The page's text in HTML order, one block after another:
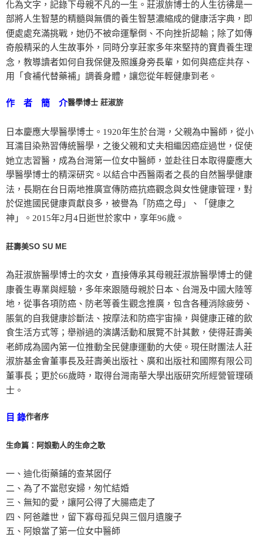
化為文字，記錄下母親不凡的一生。莊淑旂博士的人生彷彿是一
部將人生智慧的精髓與無價的養生智慧濃縮成的健康活字典，即
便處處充滿挑戰，她仍不被命運擊倒、不向挫折認輸；除了如傳
奇般精采的人生故事外，同時分享莊家多年來堅持的寶貴養生理
念，教導讀者如何自我保健及照護身旁長輩，如何與癌症共存、
用「食補代替藥補」調養身體，讓您從年輕健康到老。
作 者 簡 介醫學博士 莊淑旂
日本慶應大學醫學博士。1920年生於台灣，父親為中醫師，從小
耳濡目染熟習傳統醫學，之後父親和丈夫相繼因癌症過世，促使
她立志習醫，成為台灣第一位女中醫師，並赴往日本取得慶應大
學醫學博士的精深研究。以結合中西醫兩者之長的自然醫學健康
法，長期在台日兩地推廣宣傳防癌抗癌觀念與女性健康管理，對
於促進國民健康貢獻良多，被譽為「防癌之母」、「健康之
神」。2015年2月4日逝世於家中，享年96歲。
莊壽美SO SU ME
為莊淑旂醫學博士的次女，直接傳承其母親莊淑旂醫學博士的健
康養生專業與經驗，多年來跟隨母親於日本、台灣及中國大陸等
地，從事各項防癌、防老等養生觀念推廣，包含各種消除疲勞、
脹氣的自我健康診斷法、按摩法和防癌宇宙操，與健康正確的飲
食生活方式等；舉辦過的演講活動和展覽不計其數，使得莊壽美
老師成為國內第一位推動全民健康運動的大使。現任財團法人莊
淑旂基金會董事長及莊壽美出版社、廣和出版社和國際有限公司
董事長；更於66歲時，取得台灣南華大學出版研究所經營管理碩
士。
目 錄作者序
生命篇：阿娘動人的生命之歌
一、迪化街藥鋪的查某囡仔
二、為了不當慰安婦，匆忙結婚
三、無知的愛，讓阿公得了大腸癌走了
四、阿爸離世，留下寡母孤兒與三個月遺腹子
五、阿娘當了第一位女中醫師